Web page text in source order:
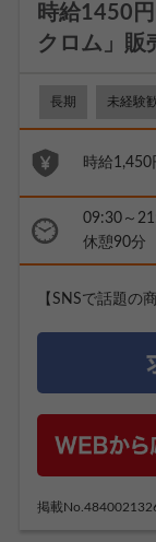
時給1450
クロム」販
長期 未経験
時給1,450
09:30～
休憩90分
【SNSで話題の
掲載